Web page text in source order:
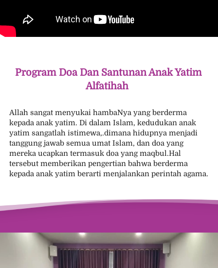
Program Doa Dan Santunan Anak Yatim
Alfatihah
Allah sangat menyukai hambaNya yang berderma
kepada anak yatim. Di dalam Islam, kedudukan anak
yatim sangatlah istimewa,.dimana hidupnya menjadi
tanggung jawab semua umat Islam, dan doa yang
mereka ucapkan termasuk doa yang maqbul.Hal
tersebut memberikan pengertian bahwa berderma
kepada anak yatim berarti menjalankan perintah agama.